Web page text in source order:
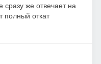
сразу же отвечает на
полный откат